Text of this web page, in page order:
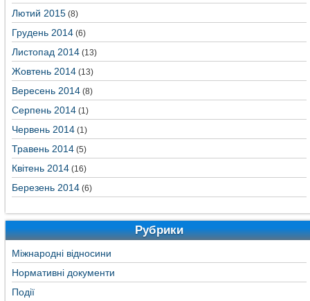
Лютий 2015 (8)
Грудень 2014 (6)
Листопад 2014 (13)
Жовтень 2014 (13)
Вересень 2014 (8)
Серпень 2014 (1)
Червень 2014 (1)
Травень 2014 (5)
Квітень 2014 (16)
Березень 2014 (6)
Рубрики
Міжнародні відносини
Нормативні документи
Події